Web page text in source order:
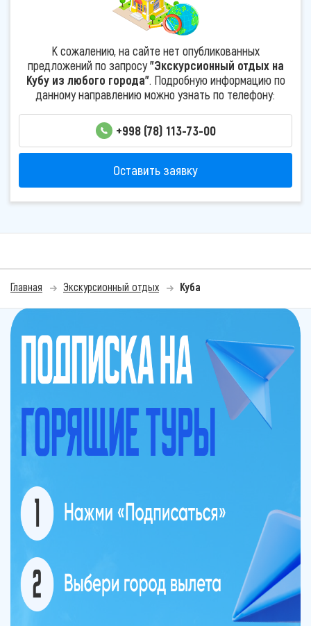
К сожалению, на сайте нет опубликованных
предложений по запросу"Экскурсионный отдых на
Кубу из любого города". Подробную информацию по
данному направлению можно узнать по телефону:
+998 (78) 113-73-00
Оставить заявку
Главная Экскурсионный отдых Куба